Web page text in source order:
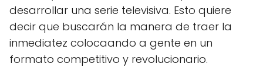
desarrollar una serie televisiva. Esto quiere
decir que buscarán la manera de traer la
inmediatez colocaando a gente en un
formato competitivo y revolucionario.